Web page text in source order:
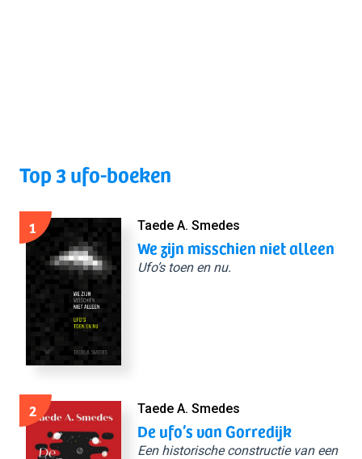
Top 3 ufo-boeken
1 Taede A. Smedes
We zijn misschien niet alleen
Ufo’s toen en nu.
2 Taede A. Smedes
De ufo’s van Gorredijk
Een historische constructie van een